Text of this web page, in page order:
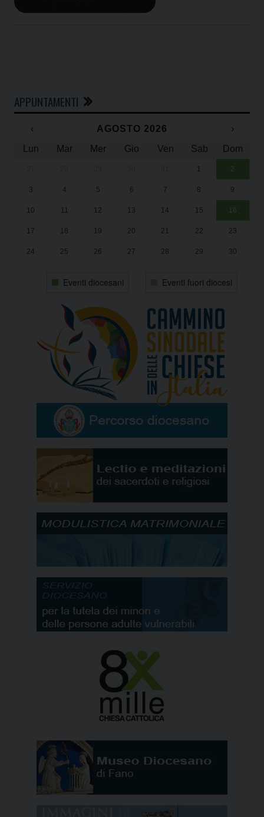
APPUNTAMENTI
‹ AGOSTO 2026
›
Lun
Mar Mer Gio Ven Sab Dom
1 2
3 4 5 6 7 8 9
10 11 12 13 14 15 16
17 18 19 20 21 22 23
24 25 26 27 28 29 30
Eventi diocesani Eventi fuori diocesi